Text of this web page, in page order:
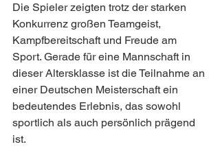
Die Spieler zeigten trotz der starken
Konkurrenz großen Teamgeist,
Kampfbereitschaft und Freude am
Sport. Gerade für eine Mannschaft in
dieser Altersklasse ist die Teilnahme an
einer Deutschen Meisterschaft ein
bedeutendes Erlebnis, das sowohl
sportlich als auch persönlich prägend
ist.